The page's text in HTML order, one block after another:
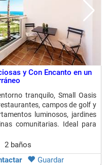
y Con Encanto en un
tranquilo, Small Oasis
campos de golf y
luminosos, jardines
comunitarias. Ideal para
2 baños
Guardar